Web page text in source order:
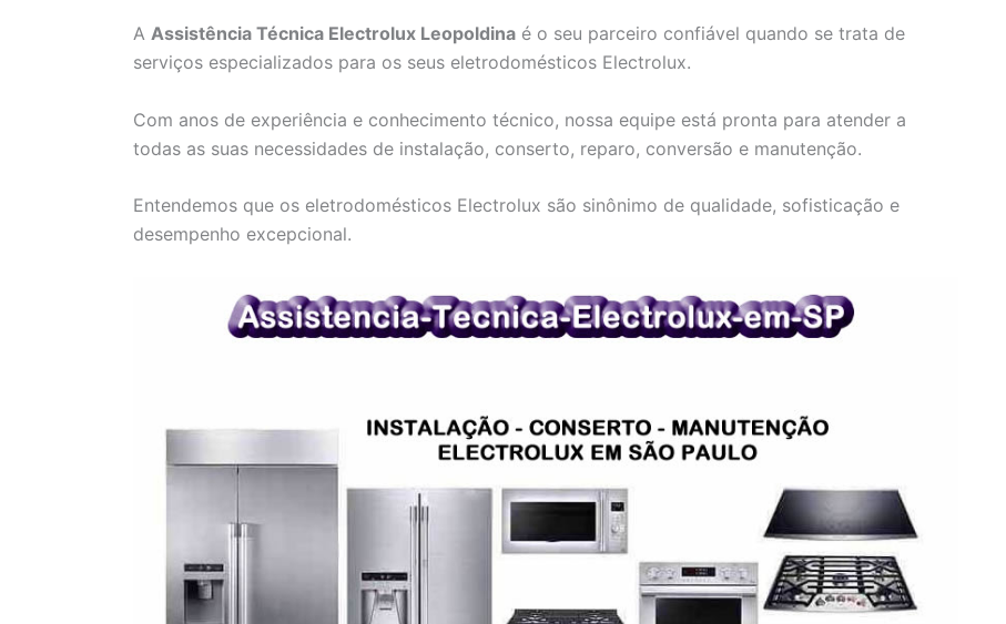
A Assistência Técnica Electrolux Leopoldina é o seu parceiro confiável quando se trata de
serviços especializados para os seus eletrodomésticos Electrolux.
Com anos de experiência e conhecimento técnico, nossa equipe está pronta para atender a
todas as suas necessidades de instalação, conserto, reparo, conversão e manutenção.
Entendemos que os eletrodomésticos Electrolux são sinônimo de qualidade, sofisticação e
desempenho excepcional.